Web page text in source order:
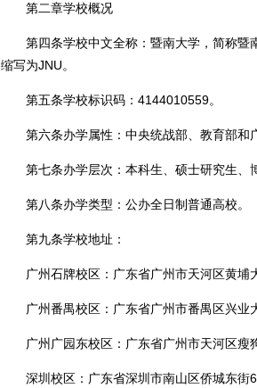
第二章学校概况
第四条学校中文全称：暨南大学，简称暨
缩写为JNU。
第五条学校标识码：4144010559。
第六条办学属性：中央统战部、教育部和广
第七条办学层次：本科生、硕士研究生、博
第八条办学类型：公办全日制普通高校。
第九条学校地址：
广州石牌校区：广东省广州市天河区黄埔
广州番禺校区：广东省广州市番禺区兴业
广州广园东校区：广东省广州市天河区瘦
深圳校区：广东省深圳市南山区侨城东街